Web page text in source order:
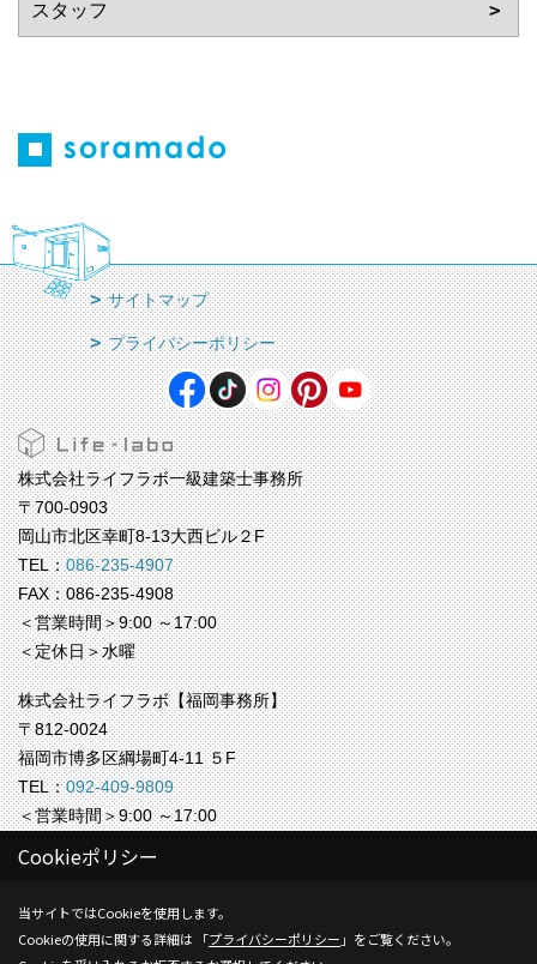
サイトマップ
プライバシーポリシー
株式会社ライフラボ一級建築士事務所
〒700-0903
岡山市北区幸町8-13大西ビル２F
TEL：086-235-4907
FAX：086-235-4908
＜営業時間＞9:00 ～17:00
＜定休日＞水曜
株式会社ライフラボ【福岡事務所】
〒812-0024
福岡市博多区綱場町4-11 ５F
TEL：092-409-9809
＜営業時間＞9:00 ～17:00
＜定休日＞水曜
Copyright (c) Life-labo. All Rights Reserved.
Produced byゴデスクリエイト
Cookieポリシー
当サイトではCookieを使用します。
Cookieの使用に関する詳細は 「プライバシーポリシー 」をご覧ください。